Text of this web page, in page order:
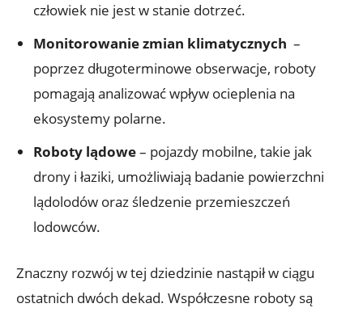
człowiek nie jest w stanie ‌dotrzeć.
Monitorowanie zmian klimatycznych ‍ –
poprzez ​długoterminowe‍ obserwacje, roboty
pomagają analizować wpływ⁤ ocieplenia na​
ekosystemy polarne.
Roboty lądowe– pojazdy mobilne, takie jak
drony i łaziki,‌ umożliwiają badanie powierzchni
lądolodów oraz śledzenie przemieszczeń
lodowców.
Znaczny rozwój w tej‍ dziedzinie nastąpił ⁣w ‌ciągu
ostatnich⁣ dwóch ​dekad. Współczesne roboty są